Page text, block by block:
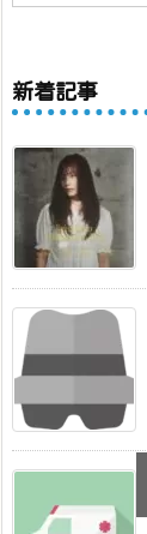
新着記事